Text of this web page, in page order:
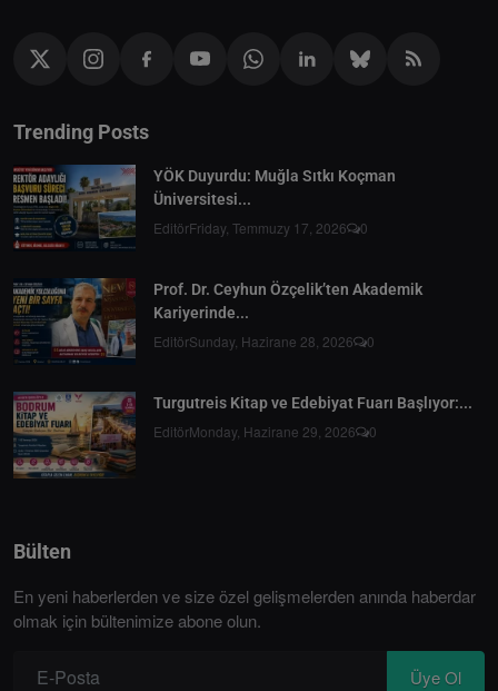
Trending Posts
YÖK Duyurdu: Muğla Sıtkı Koçman
Üniversitesi...
EditörFriday, Temmuzy 17, 2026 0
Prof. Dr. Ceyhun Özçelik’ten Akademik
Kariyerinde...
EditörSunday, Hazirane 28, 2026 0
Turgutreis Kitap ve Edebiyat Fuarı Başlıyor:...
EditörMonday, Hazirane 29, 2026 0
Bülten
En yeni haberlerden ve size özel gelişmelerden anında haberdar
olmak için bültenimize abone olun.
Üye Ol